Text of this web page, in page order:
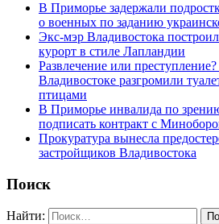
В Приморье задержали
о военных по заданию
Экс-мэр Владивостока
курорт в стиле Лапландии
Развлечение или
Владивостоке разгромили
птицами
В Приморье инвалида по
подписать контракт с
Прокуратура вынесла
застройщиков Владивостока
Поиск
Найти: